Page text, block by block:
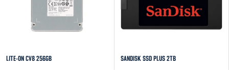
LITE-ON CV8 256GB SANDISK SSD PLUS 2TB